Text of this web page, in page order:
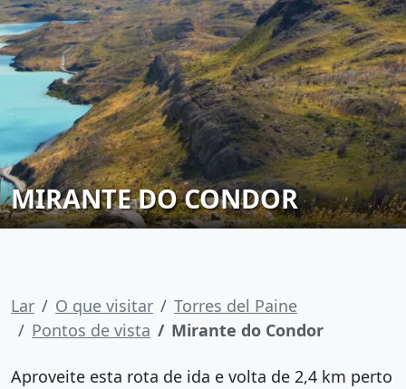
MIRANTE DO CONDOR
Lar O que visitar
Torres del Paine
Pontos de vista
Mirante do Condor
Aproveite esta rota de ida e volta de 2,4 km perto